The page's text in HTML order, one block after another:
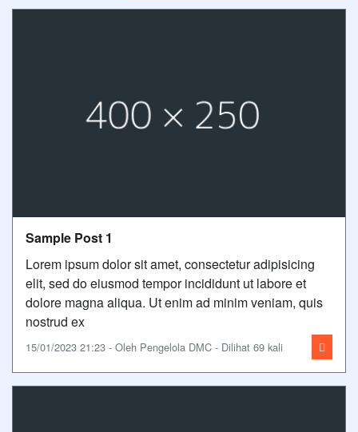
Sample Post 1
Lorem ipsum dolor sit amet, consectetur adipisicing
elit, sed do eiusmod tempor incididunt ut labore et
dolore magna aliqua. Ut enim ad minim veniam, quis
nostrud ex
15/01/2023 21:23 - Oleh Pengelola DMC - Dilihat 69 kali